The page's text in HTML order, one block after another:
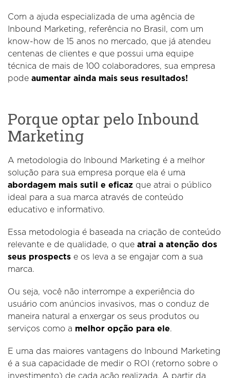
Com a ajuda especializada de uma agência de
Inbound Marketing, referência no Brasil, com um
know-how de 15 anos no mercado, que já atendeu
centenas de clientes e que possui uma equipe
técnica de mais de 100 colaboradores, sua empresa
pode aumentar ainda mais seus resultados!
Porque optar pelo Inbound
Marketing
A metodologia do Inbound Marketing é a melhor
solução para sua empresa porque ela é uma
abordagem mais sutil e eficaz que atrai o público
ideal para a sua marca através de conteúdo
educativo e informativo.
Essa metodologia é baseada na criação de conteúdo
relevante e de qualidade, o que atrai a atenção dos
seus prospects e os leva a se engajar com a sua
marca.
Ou seja, você não interrompe a experiência do
usuário com anúncios invasivos, mas o conduz de
maneira natural a enxergar os seus produtos ou
serviços como a melhor opção para ele.
E uma das maiores vantagens do Inbound Marketing
é a sua capacidade de medir o ROI (retorno sobre o
investimento) de cada ação realizada. A partir da